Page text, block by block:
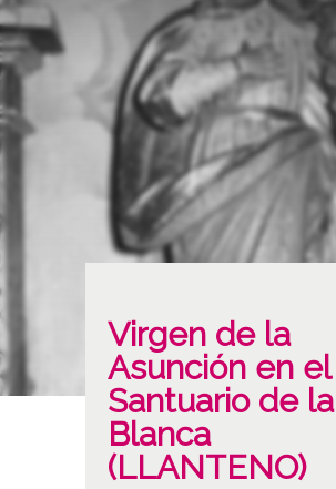
Virgen de la
Asunción en el
Santuario de la
Blanca
(LLANTENO)